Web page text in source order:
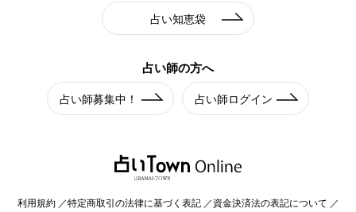
占い知恵袋
占い師の方へ
占い師募集中！ 占い師ログイン
利用規約 特定商取引の法律に基づく表記 資金決済法の表記について